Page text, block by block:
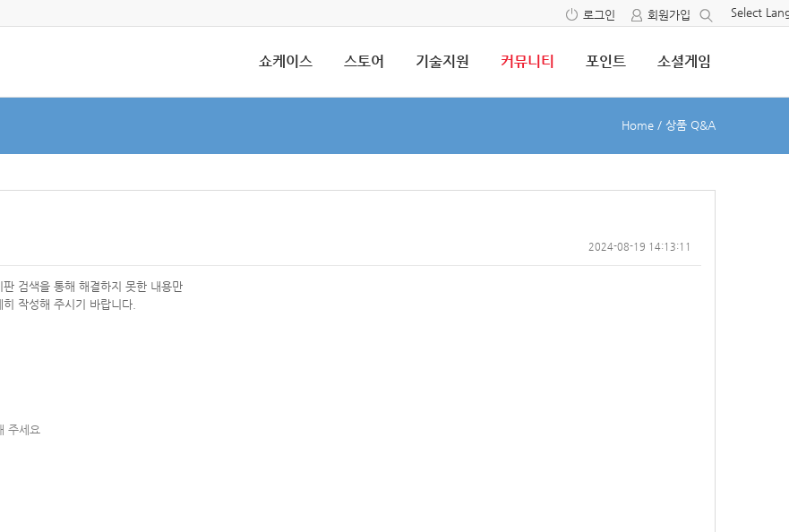
Select
로그인 회원가입
쇼케이스 스토어 기술지원 커뮤니티 포인트 소셜게임
Home / 상품 Q&A
2024-08-19 14:13:11
검색을 통해 해결하지 못한 내용만
작성해 주시기 바랍니다.
주세요